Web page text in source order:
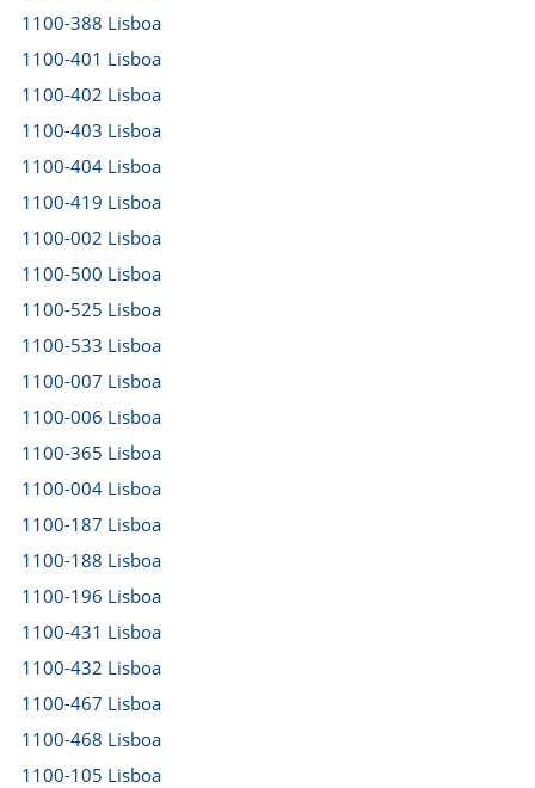
1100-388 Lisboa
1100-401 Lisboa
1100-402 Lisboa
1100-403 Lisboa
1100-404 Lisboa
1100-419 Lisboa
1100-002 Lisboa
1100-500 Lisboa
1100-525 Lisboa
1100-533 Lisboa
1100-007 Lisboa
1100-006 Lisboa
1100-365 Lisboa
1100-004 Lisboa
1100-187 Lisboa
1100-188 Lisboa
1100-196 Lisboa
1100-431 Lisboa
1100-432 Lisboa
1100-467 Lisboa
1100-468 Lisboa
1100-105 Lisboa